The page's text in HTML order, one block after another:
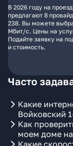
В 2026 году на
предлагают 8
238. Вы можете
Мбит/с. Цены на
Подайте заявку на
и стоимость.
Часто
Какие
Войковский
Как
моем доме
Какие